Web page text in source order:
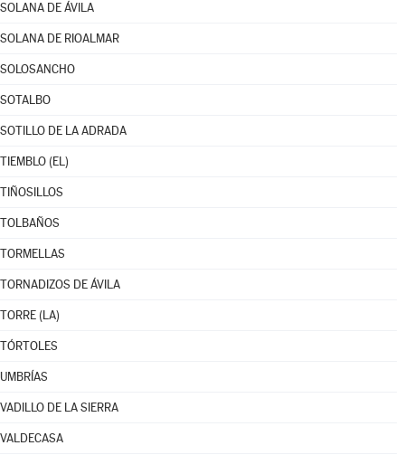
SOLANA DE ÁVILA
SOLANA DE RIOALMAR
SOLOSANCHO
SOTALBO
SOTILLO DE LA ADRADA
TIEMBLO (EL)
TIÑOSILLOS
TOLBAÑOS
TORMELLAS
TORNADIZOS DE ÁVILA
TORRE (LA)
TÓRTOLES
UMBRÍAS
VADILLO DE LA SIERRA
VALDECASA